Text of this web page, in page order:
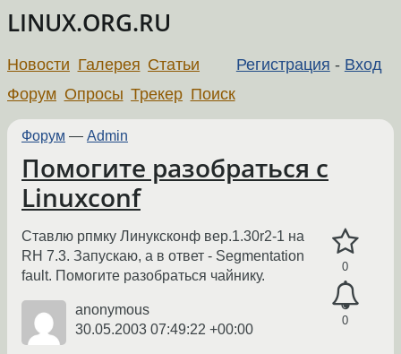
LINUX.ORG.RU
Регистрация - Вход
Новости Галерея Статьи
Форум Опросы Трекер Поиск
Форум — Admin
Помогите разобраться с
Linuxconf
0
0
Ставлю рпмку Линуксконф вер.1.30r2-1 на
RH 7.3. Запускаю, а в ответ - Segmentation
fault. Помогите разобраться чайнику.
anonymous
30.05.2003 07:49:22 +00:00